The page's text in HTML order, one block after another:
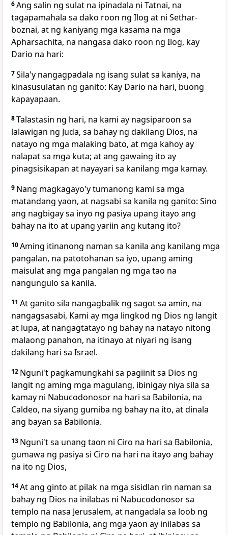
6Ang salin ng sulat na ipinadala ni Tatnai, na
tagapamahala sa dako roon ng Ilog at ni Sethar-
boznai, at ng kaniyang mga kasama na mga
Apharsachita, na nangasa dako roon ng Ilog, kay
Dario na hari:
7Sila'y nangagpadala ng isang sulat sa kaniya, na
kinasusulatan ng ganito: Kay Dario na hari, buong
kapayapaan.
8Talastasin ng hari, na kami ay nagsiparoon sa
lalawigan ng Juda, sa bahay ng dakilang Dios, na
natayo ng mga malaking bato, at mga kahoy ay
nalapat sa mga kuta; at ang gawaing ito ay
pinagsisikapan at nayayari sa kanilang mga kamay.
9 Nang magkagayo'y tumanong kami sa mga
matandang yaon, at nagsabi sa kanila ng ganito: Sino
ang nagbigay sa inyo ng pasiya upang itayo ang
bahay na ito at upang yariin ang kutang ito?
10Aming itinanong naman sa kanila ang kanilang mga
pangalan, na patotohanan sa iyo, upang aming
maisulat ang mga pangalan ng mga tao na
nangungulo sa kanila.
11 At ganito sila nangagbalik ng sagot sa amin, na
nangagsasabi, Kami ay mga lingkod ng Dios ng langit
at lupa, at nangagtatayo ng bahay na natayo nitong
malaong panahon, na itinayo at niyari ng isang
dakilang hari sa Israel.
12 Nguni't pagkamungkahi sa pagiinit sa Dios ng
langit ng aming mga magulang, ibinigay niya sila sa
kamay ni Nabucodonosor na hari sa Babilonia, na
Caldeo, na siyang gumiba ng bahay na ito, at dinala
ang bayan sa Babilonia.
13 Nguni't sa unang taon ni Ciro na hari sa Babilonia,
gumawa ng pasiya si Ciro na hari na itayo ang bahay
na ito ng Dios,
14At ang ginto at pilak na mga sisidlan rin naman sa
bahay ng Dios na inilabas ni Nabucodonosor sa
templo na nasa Jerusalem, at nangadala sa loob ng
templo ng Babilonia, ang mga yaon ay inilabas sa